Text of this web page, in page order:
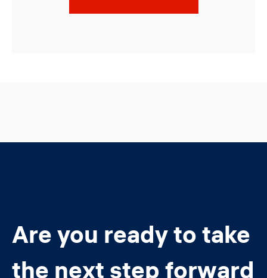
Are you ready to take
the next step forward